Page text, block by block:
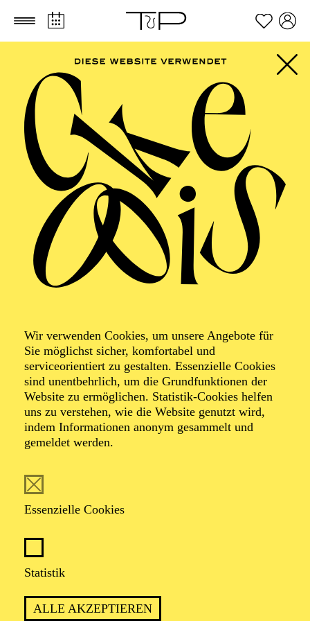
Zum Hauptinhalt springen Zum Footer springen
Wir verwenden Cookies, um unsere Angebote für
Sie möglichst sicher, komfortabel und
serviceorientiert zu gestalten. Essenzielle Cookies
sind unentbehrlich, um die Grundfunktionen der
Website zu ermöglichen. Statistik-Cookies helfen
uns zu verstehen, wie die Website genutzt wird,
indem Informationen anonym gesammelt und
gemeldet werden.
Essenzielle Cookies
Statistik
ALLE AKZEPTIEREN
Foto: Joris Jan Bos
Kees Tjebbes
Lichtdesign
Künste arbeitete Kees Tjebbes mit verschiedenen
Introdans, Scapino Ballet Rotterdam und Nederlands
Für Introdans und Scapino Ballet Rotterdam begann er,
Lichtpläne für Choreografen wie Ed Wubbe, Nils